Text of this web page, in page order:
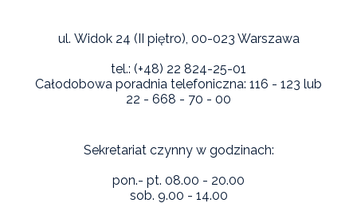
ul. Widok 24 (II piętro), 00-023 Warszawa
tel.: (+48) 22 824-25-01
Całodobowa poradnia telefoniczna: 116 - 123 lub
22 - 668 - 70 - 00
Sekretariat czynny w godzinach:
pon.- pt. 08.00 - 20.00
sob. 9.00 - 14.00